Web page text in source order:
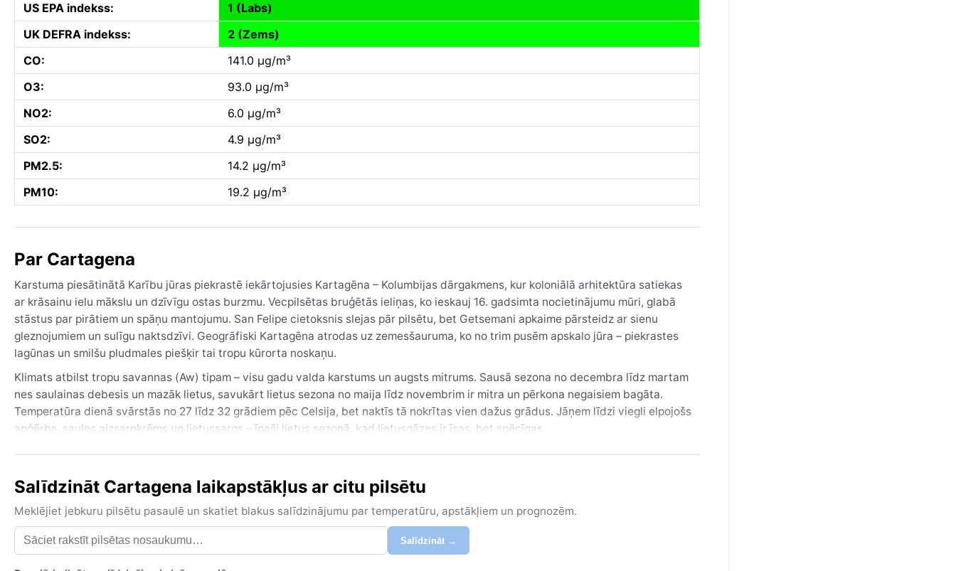
US EPA indekss:
1 (Labs)
UK DEFRA indekss:
2 (Zems)
CO:
141.0 µg/m³
O3:
93.0 µg/m³
NO2:
6.0 µg/m³
SO2:
4.9 µg/m³
PM2.5:
14.2 µg/m³
PM10:
19.2 µg/m³
Par Cartagena
Karstuma piesātinātā Karību jūras piekrastē iekārtojusies Kartagēna – Kolumbijas dārgakmens, kur koloniālā arhitektūra satiekas
ar krāsainu ielu mākslu un dzīvīgu ostas burzmu. Vecpilsētas bruģētās ieliņas, ko ieskauj 16. gadsimta nocietinājumu mūri, glabā
stāstus par pirātiem un spāņu mantojumu. San Felipe cietoksnis slejas pār pilsētu, bet Getsemani apkaime pārsteidz ar sienu
gleznojumiem un sulīgu naktsdzīvi. Geogrāfiski Kartagēna atrodas uz zemesšauruma, ko no trim pusēm apskalo jūra – piekrastes
lagūnas un smilšu pludmales piešķir tai tropu kūrorta noskaņu.
Klimats atbilst tropu savannas (Aw) tipam – visu gadu valda karstums un augsts mitrums. Sausā sezona no decembra līdz martam
nes saulainas debesis un mazāk lietus, savukārt lietus sezona no maija līdz novembrim ir mitra un pērkona negaisiem bagāta.
Temperatūra dienā svārstās no 27 līdz 32 grādiem pēc Celsija, bet naktīs tā nokrītas vien dažus grādus. Jāņem līdzi viegli elpojošs
apģērbs, saules aizsargkrēms un lietussargs – īpaši lietus sezonā, kad lietusgāzes ir īsas, bet spēcīgas.
Labākais laiks ceļojumam ir sausā sezona – no decembra līdz martam, kad debesis ir skaidrākas un mitrums nedaudz zemāks.
kā citos Karību reģionos, taču no oktobra līdz novembrim dažkārt var uznākt spēcīgi vēji un dušas. Pavasaris un vasaras sākums
ir siltāks, ar vairāk lietus, bet joprojām piemērots, ja vēlas mazāk tūristu.
Salīdzināt Cartagena laikapstākļus ar citu pilsētu
Meklējiet jebkuru pilsētu pasaulē un skatiet blakus salīdzinājumu par temperatūru, apstākļiem un prognozēm.
Salīdzināt →